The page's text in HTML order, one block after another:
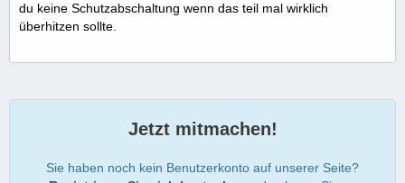
du keine Schutzabschaltung wenn das teil mal wirklich
überhitzen sollte.
Jetzt mitmachen!
Sie haben noch kein Benutzerkonto auf unserer Seite?